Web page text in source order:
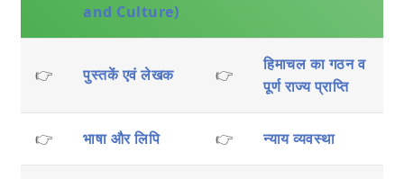
and Culture)
👉 पुस्तकें एवं लेखक 👉
हिमाचल का गठन व
पूर्ण राज्य प्राप्ति
👉 भाषा और लिपि 👉 न्याय व्यवस्था